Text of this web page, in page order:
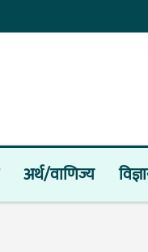
अर्थ/वाणिज्य